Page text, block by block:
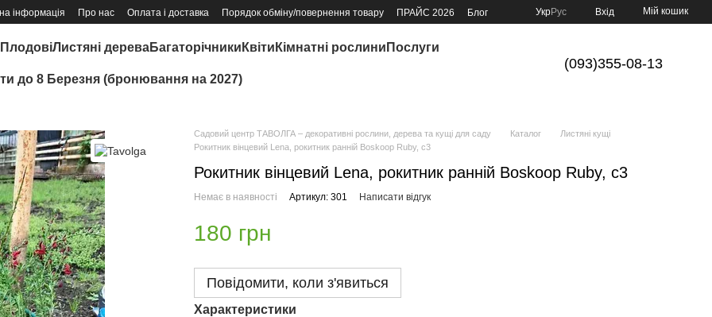
інформація Про нас Оплата і доставка Порядок обміну/повернення товару ПРАЙС 2026
Блог
УкрРус Вхід Мій кошик
ПлодовіЛистяні дереваБагаторічники Квіти Кімнатні рослини Послуги
до 8 Березня (бронювання на 2027)
(093)355-08-13
Садовий центр ТАВОЛГА – декоративні рослини, дерева та кущі для саду Каталог
Листяні кущі
Рокитник вінцевий Lena, рокитник ранній Boskoop Ruby, с3
Рокитник вінцевий Lena, рокитник ранній Boskoop Ruby, с3
Немає в наявності Артикул: 301 Написати відгук
180 грн
Повідомити, коли з'явиться
Характеристики